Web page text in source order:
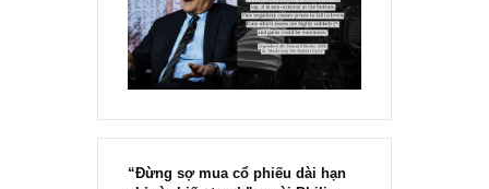
[Ấn phẩm kỳ 82], 36/36 trang,
chính thức phát hành!!